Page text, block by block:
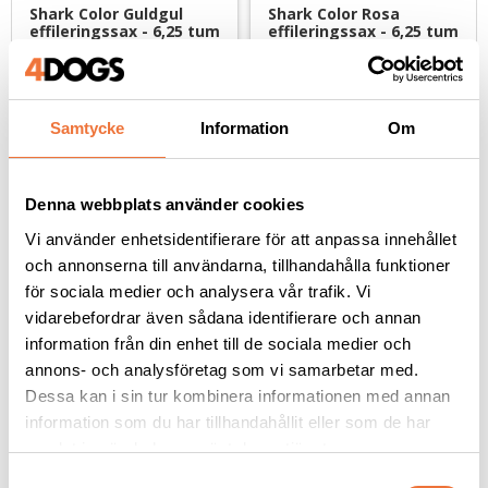
Samtycke Information Om
Denna webbplats använder cookies
Vi använder enhetsidentifierare för att anpassa innehållet
och annonserna till användarna, tillhandahålla funktioner
för sociala medier och analysera vår trafik. Vi
vidarebefordrar även sådana identifierare och annan
information från din enhet till de sociala medier och
annons- och analysföretag som vi samarbetar med.
Dessa kan i sin tur kombinera informationen med annan
information som du har tillhandahållit eller som de har
samlat in när du har använt deras tjänster.
Shark Color Guldgul
effileringssax - 6,25 tum
899kr
Shark Color Rosa
effileringssax - 6,25 tum
Lättviktssax med vinklat fingergrepp
899kr
Andra köpte även